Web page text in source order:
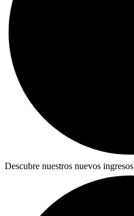
Descubre nuestros nuevos ingresos